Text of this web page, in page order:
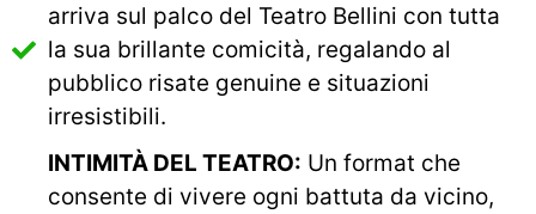
arriva sul palco del Teatro Bellini con tutta
la sua brillante comicità, regalando al
pubblico risate genuine e situazioni
irresistibili.
INTIMITÀ DEL TEATRO: Un format che
consente di vivere ogni battuta da vicino,